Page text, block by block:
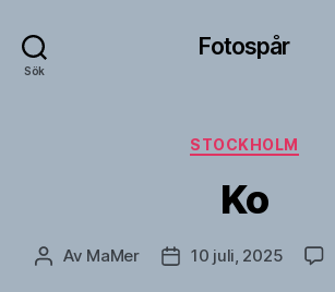
Sök
Fotospår
Kategorier
STOCKHOLM
Ko
Inläggsförfattare
Av MaMer Inläggsdatum
10 juli, 2025